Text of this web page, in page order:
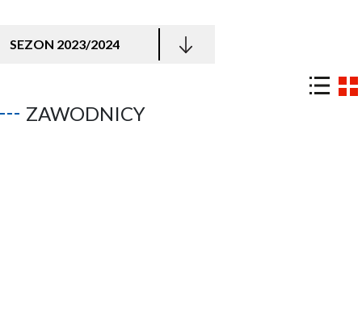
SEZON 2023/2024
ZAWODNICY